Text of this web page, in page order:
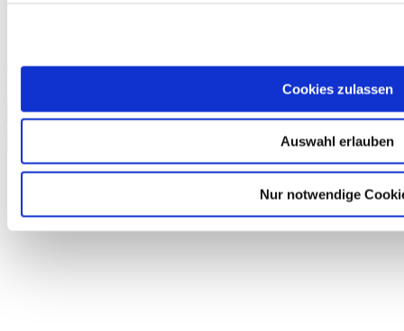
Cookies zulassen
Auswahl erlauben
Nur notwendige
Auf jeden Fall! Deutsch A2 Lehrerhandbuch (PDF)
In den Warenkorb